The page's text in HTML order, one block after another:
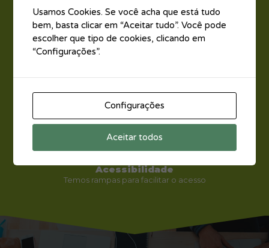
Transportes públicos
Estação da CP de Ovar e Paragem de
Autocarros da região
Acessibilidade
Temos rampas para facilitar o acesso
Usamos Cookies. Se você acha que está tudo
bem, basta clicar em “Aceitar tudo”. Você pode
escolher que tipo de cookies, clicando em
“Configurações”.
Configurações
Aceitar todos